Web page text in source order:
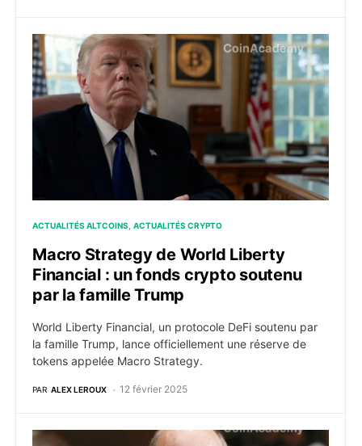
Macro Strategy de World Liberty Financial : un
ACTUALITÉS ALTCOINS ACTUALITÉS CRYPTO
Macro Strategy de World Liberty
Financial : un fonds crypto soutenu
par la famille Trump
World Liberty Financial, un protocole DeFi soutenu par
la famille Trump, lance officiellement une réserve de
tokens appelée Macro Strategy.
PAR ALEX LEROUX 12 février 2025
BONK, TRUMP, DOGE, XRP, SOL : Des émetteurs